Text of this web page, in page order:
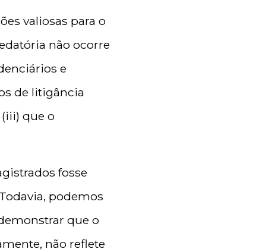
valiosas para o
não ocorre
e
de litigância
que o
fosse
podemos
que o
não reflete